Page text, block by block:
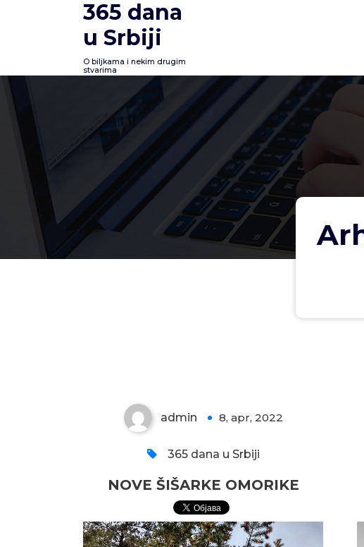
365 dana
u Srbiji
O biljkama i nekim drugim
stvarima
admin 8, apr, 2022
365 dana u Srbiji
NOVE ŠIŠARKE OMORIKE